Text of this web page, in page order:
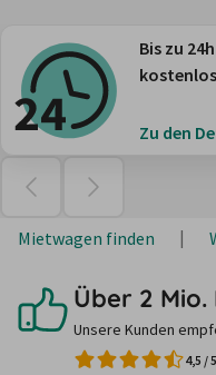
Bis zu
Zu den
Mietwagen finden
Über 2 Mio.
Unsere Kunden
4,5 /5